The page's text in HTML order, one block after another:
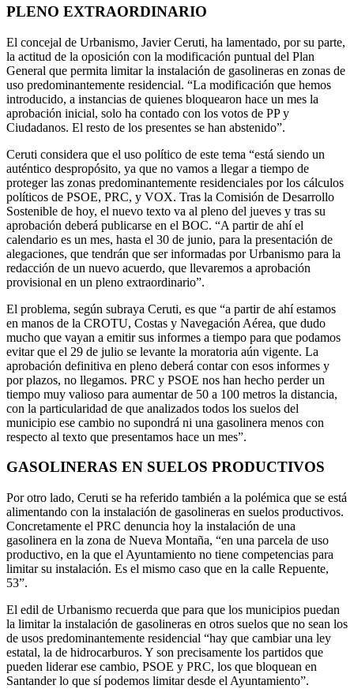
PLENO EXTRAORDINARIO
El concejal de Urbanismo, Javier Ceruti, ha lamentado, por su parte,
la actitud de la oposición con la modificación puntual del Plan
General que permita limitar la instalación de gasolineras en zonas de
uso predominantemente residencial. “La modificación que hemos
introducido, a instancias de quienes bloquearon hace un mes la
aprobación inicial, solo ha contado con los votos de PP y
Ciudadanos. El resto de los presentes se han abstenido”.
Ceruti considera que el uso político de este tema “está siendo un
auténtico despropósito, ya que no vamos a llegar a tiempo de
proteger las zonas predominantemente residenciales por los cálculos
políticos de PSOE, PRC, y VOX. Tras la Comisión de Desarrollo
Sostenible de hoy, el nuevo texto va al pleno del jueves y tras su
aprobación deberá publicarse en el BOC. “A partir de ahí el
calendario es un mes, hasta el 30 de junio, para la presentación de
alegaciones, que tendrán que ser informadas por Urbanismo para la
redacción de un nuevo acuerdo, que llevaremos a aprobación
provisional en un pleno extraordinario”.
El problema, según subraya Ceruti, es que “a partir de ahí estamos
en manos de la CROTU, Costas y Navegación Aérea, que dudo
mucho que vayan a emitir sus informes a tiempo para que podamos
evitar que el 29 de julio se levante la moratoria aún vigente. La
aprobación definitiva en pleno deberá contar con esos informes y
por plazos, no llegamos. PRC y PSOE nos han hecho perder un
tiempo muy valioso para aumentar de 50 a 100 metros la distancia,
con la particularidad de que analizados todos los suelos del
municipio ese cambio no supondrá ni una gasolinera menos con
respecto al texto que presentamos hace un mes”.
GASOLINERAS EN SUELOS PRODUCTIVOS
Por otro lado, Ceruti se ha referido también a la polémica que se está
alimentando con la instalación de gasolineras en suelos productivos.
Concretamente el PRC denuncia hoy la instalación de una
gasolinera en la zona de Nueva Montaña, “en una parcela de uso
productivo, en la que el Ayuntamiento no tiene competencias para
limitar su instalación. Es el mismo caso que en la calle Repuente,
53”.
El edil de Urbanismo recuerda que para que los municipios puedan
la limitar la instalación de gasolineras en otros suelos que no sean los
de usos predominantemente residencial “hay que cambiar una ley
estatal, la de hidrocarburos. Y son precisamente los partidos que
pueden liderar ese cambio, PSOE y PRC, los que bloquean en
Santander lo que sí podemos limitar desde el Ayuntamiento”.